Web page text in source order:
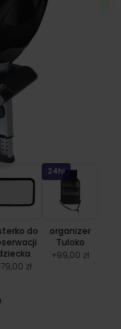
do
79,00 zł
24h!
organizer
Tuloko
+99,00 zł